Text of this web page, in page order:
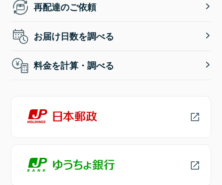
再配達のご依頼
お届け日数を調べる
料金を計算・調べる